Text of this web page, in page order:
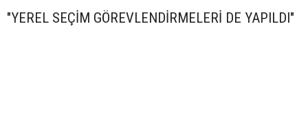
"YEREL SEÇİM GÖREVLENDİRMELERİ DE YAPILDI"